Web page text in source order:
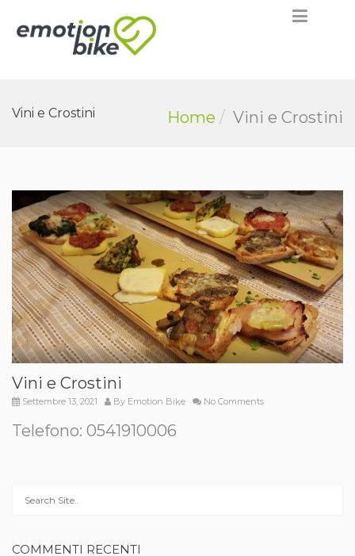
Vini e Crostini Home Vini e Crostini
Vini e Crostini
Settembre 13, 2021 By Emotion Bike No Comments
Telefono: 0541910006
COMMENTI RECENTI